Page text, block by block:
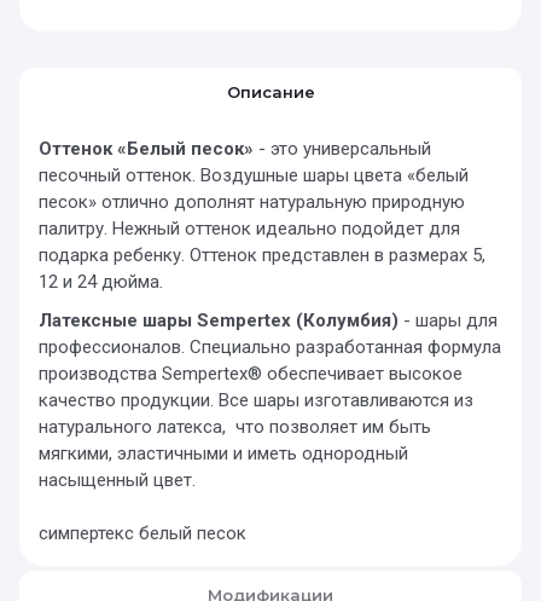
Описание
Оттенок «Белый песок» - это универсальный
песочный оттенок. Воздушные шары цвета «белый
песок» отлично дополнят натуральную природную
палитру. Нежный оттенок идеально подойдет для
подарка ребенку. Оттенок представлен в размерах 5,
12 и 24 дюйма.
Латексные шары Sempertex (Колумбия) - шары для
профессионалов. Специально разработанная формула
производства Sempertex® обеспечивает высокое
качество продукции. Все шары изготавливаются из
натурального латекса, что позволяет им быть
мягкими, эластичными и иметь однородный
насыщенный цвет.
симпертекс белый песок
Модификации